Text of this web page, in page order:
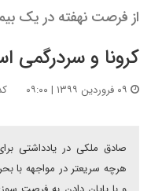
از فرصت نهفته در یک
کرونا و سردرگمی
کد :
صادق ملکی در یادداشتی
هرچه سریعتر در مواجهه با